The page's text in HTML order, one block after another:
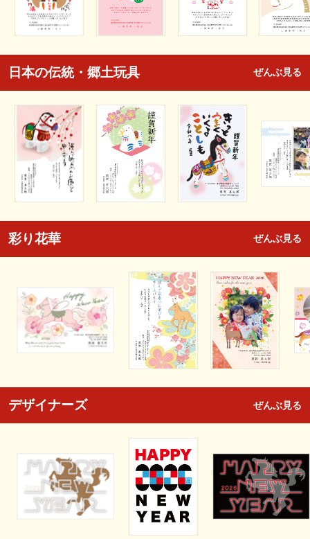
日本の伝統・郷土玩具 ぜんぶ見る
彩り花華 ぜんぶ見る
デザイナーズ ぜんぶ見る